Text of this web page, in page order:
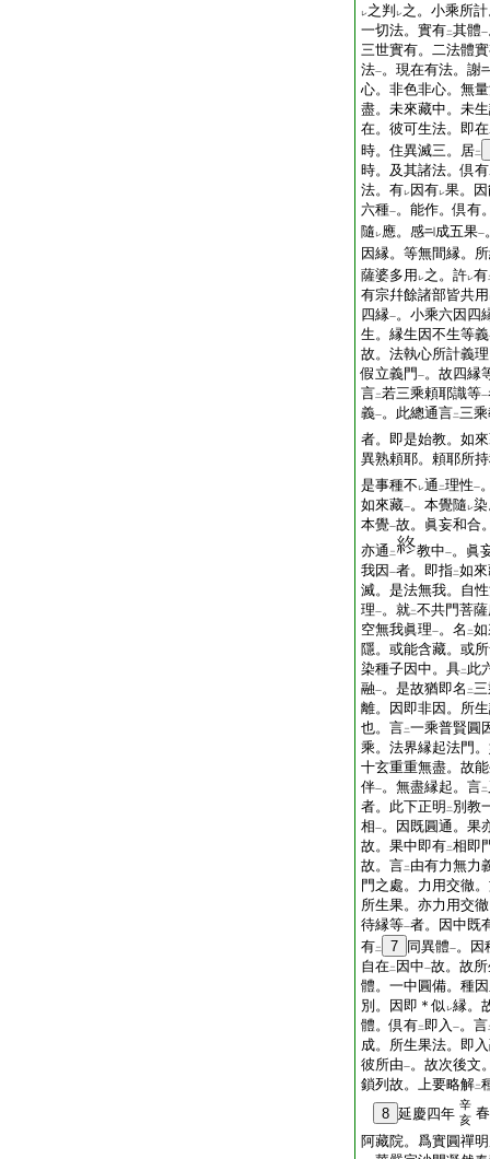
レ之判 レ之。小乘所
一切法。實有二其體一
三世實有。二法體
法一。現在有法。謝
心。非色非心。無
盡。未來藏中。未
在。彼可生法。即在
時。住異滅三。居二
時。及其諸法。倶有
法。有レ 因有レ果。
六種一。能作。倶有
隨 レ應。感 成五果一
因縁。等無間縁。
薩婆多用 レ之。許レ有
有宗幷餘諸部皆共用
四縁一。小乘六因四
生。縁生因不生等義
故。法執心所計義
假立義門 一。故四縁
言二若三乘頼耶識等一
義一。此總通言二三
者。即是始教。如
異熟頼耶。頼耶所
是事種不 レ通 二理性一
如來藏一。本覺隨 レ
本覺一故。眞妄和合
亦通 二 教中一。眞
我因 一者。即指二如
滅。是法無我。自
理一。就二不共門菩
空無我眞理一。名 二
隱。或能含藏。或
染種子因中。具二 此
融一。是故猶即名 二
離。因即非因。所
也。言二一乘普賢圓
乘。法界縁起法門
十玄重重無盡。故
伴一。無盡縁起。言二
者。此下正明 二 別教
相一。因既圓通。果
故。果中即有二相即
故。言二 由有力無力
門之處。力用交徹
所生果。亦力用交
待縁等一者。因中既
有二 7 同異體一。因
自在二 因中一故。故
體。一中圓備。種
別。因即＊似 レ縁。
體。倶有二 即入 一。言
成。所生果法。即
彼所由一。故次後文
鎖列故。上要略解二
8 延慶四年
辛
亥
阿藏院。爲實圓禪